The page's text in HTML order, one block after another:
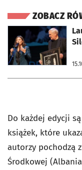
ZOBACZ
otworzy się w nowej karcie
Do każdej edycji
książek, które
autorzy pochodzą
Środkowej